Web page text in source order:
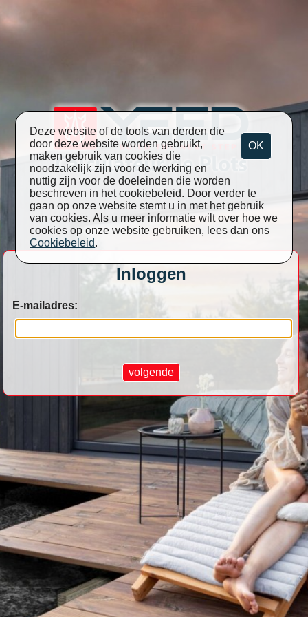
Inloggen
E-mailadres:
OK
Deze website of de tools van derden die
door deze website worden gebruikt,
maken gebruik van cookies die
noodzakelijk zijn voor de werking en
nuttig zijn voor de doeleinden die worden
beschreven in het cookiebeleid. Door verder te
gaan op onze website stemt u in met het gebruik
van cookies. Als u meer informatie wilt over hoe we
cookies op onze website gebruiken, lees dan ons
Cookiebeleid.